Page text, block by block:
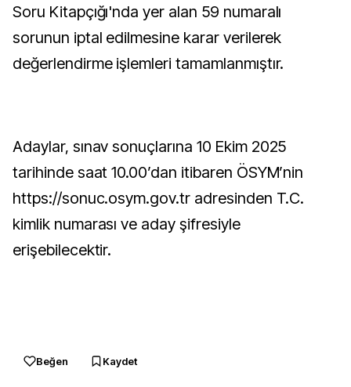
Soru Kitapçığı'nda yer alan 59 numaralı
sorunun iptal edilmesine karar verilerek
değerlendirme işlemleri tamamlanmıştır.
Adaylar, sınav sonuçlarına 10 Ekim 2025
tarihinde saat 10.00’dan itibaren ÖSYM’nin
https://sonuc.osym.gov.tr adresinden T.C.
kimlik numarası ve aday şifresiyle
erişebilecektir.
Beğen Kaydet